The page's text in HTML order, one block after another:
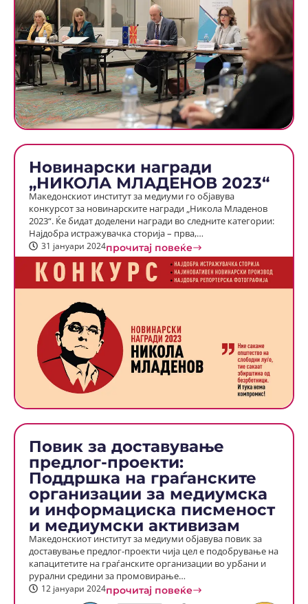
Новинарски награди
„НИКОЛА МЛАДЕНОВ 2023“
Македонскиот институт за медиуми го објавува
конкурсот за новинарските награди „Никола Младенов
2023“. Ќе бидат доделени награди во следните категории:
Најдобра истражувачка сторија – прва,…
31 јануари 2024прочитај повеќе
Повик за доставување
предлог-проекти:
Поддршка на граѓанските
организации за медиумска
и информациска писменост
и медиумски активизам
Македонскиот институт за медиуми објавува повик за
доставување предлог-проекти чија цел е подобрување на
капацитетите на граѓанските организации во урбани и
рурални средини за промовирање…
12 јануари 2024прочитај повеќе